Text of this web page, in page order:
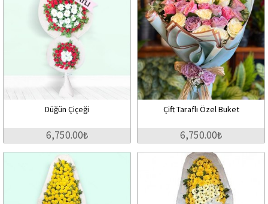
Düğün Çiçeği
6,750.00₺
Çift Taraflı Özel Buket
6,750.00₺